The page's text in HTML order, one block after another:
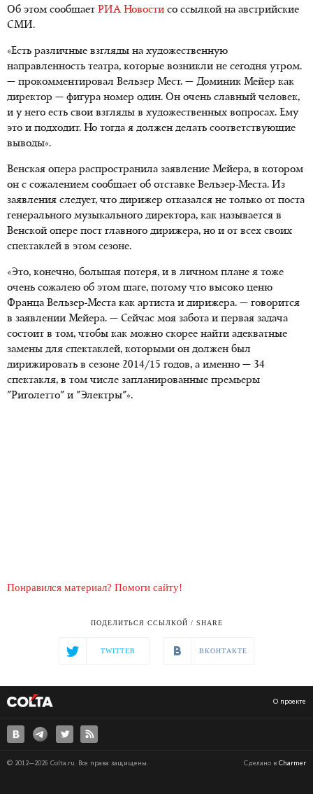
Об этом сообщает РИА Новости со ссылкой на австрийские
СМИ.
«Есть различные взгляды на художественную
направленность театра, которые возникли не сегодня утром.
— прокомментировал Вельзер Мест. — Доминик Мейер как
директор — фигура номер один. Он очень славный человек,
и у него есть свои взгляды в художественных вопросах. Ему
это и подходит. Но тогда я должен делать соответствующие
выводы».
Венская опера распространила заявление Мейера, в котором
он с сожалением сообщает об отставке Вельзер-Места. Из
заявления следует, что дирижер отказался не только от поста
генерального музыкального директора, как называется в
Венской опере пост главного дирижера, но и от всех своих
спектаклей в этом сезоне.
«Это, конечно, большая потеря, и в личном плане я тоже
очень сожалею об этом шаге, потому что высоко ценю
Франца Вельзер-Места как артиста и дирижера. — говорится
в заявлении Мейера. — Сейчас моя забота и первая задача
состоит в том, чтобы как можно скорее найти адекватные
замены для спектаклей, которыми он должен был
дирижировать в сезоне 2014/15 годов, а именно — 34
спектакля, в том числе запланированные премьеры
"Риголетто" и "Электры"».
Понравился материал? Помоги сайту!
ПОДЕЛИТЬСЯ ССЫЛКОЙ / SHARE
TWITTER ВКОНТАКТЕ
О проекте
© 2012—2026 Colta.ru. Все права защищены. Сделано в Charmer